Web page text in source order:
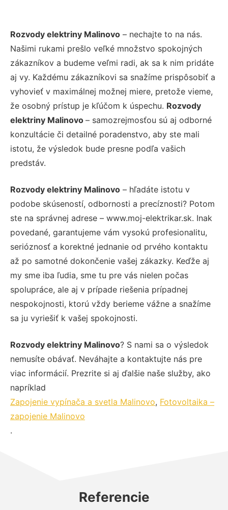
Rozvody elektriny Malinovo – nechajte to na nás.
Našimi rukami prešlo veľké množstvo spokojných
zákazníkov a budeme veľmi radi, ak sa k nim pridáte
aj vy. Každému zákazníkovi sa snažíme prispôsobiť a
vyhovieť v maximálnej možnej miere, pretože vieme,
že osobný prístup je kľúčom k úspechu. Rozvody
elektriny Malinovo – samozrejmosťou sú aj odborné
konzultácie či detailné poradenstvo, aby ste mali
istotu, že výsledok bude presne podľa vašich
predstáv.
Rozvody elektriny Malinovo – hľadáte istotu v
podobe skúseností, odbornosti a precíznosti? Potom
ste na správnej adrese – www.moj-elektrikar.sk. Inak
povedané, garantujeme vám vysokú profesionalitu,
serióznosť a korektné jednanie od prvého kontaktu
až po samotné dokončenie vašej zákazky. Keďže aj
my sme iba ľudia, sme tu pre vás nielen počas
spolupráce, ale aj v prípade riešenia prípadnej
nespokojnosti, ktorú vždy berieme vážne a snažíme
sa ju vyriešiť k vašej spokojnosti.
Rozvody elektriny Malinovo? S nami sa o výsledok
nemusíte obávať. Neváhajte a kontaktujte nás pre
viac informácií. Prezrite si aj ďalšie naše služby, ako
napríklad
Zapojenie vypínača a svetla Malinovo, Fotovoltaika –
zapojenie Malinovo
.
Referencie